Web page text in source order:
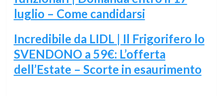
luglio – Come candidarsi
Incredibile da LIDL | Il Frigorifero lo
SVENDONO a 59€: L’offerta
dell’Estate – Scorte in esaurimento